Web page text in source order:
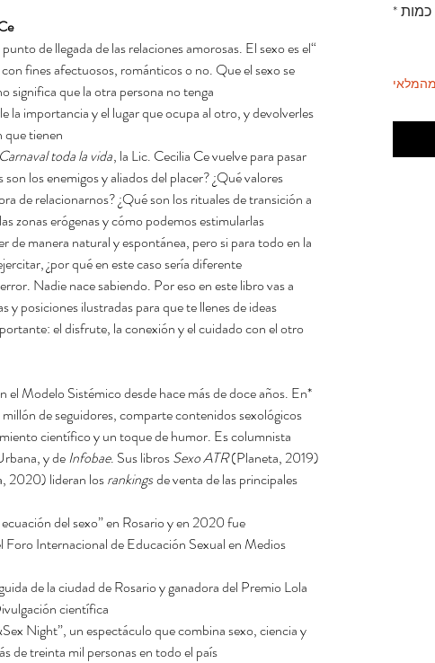
de llegada de las relaciones amorosas. El sexo es el
fines afectuosos, románticos o no. Que el sexo se
significa que la otra persona no tenga
la importancia y el lugar que ocupa al otro, y devolverles
tienen”.
Carnaval toda la vida, la Lic. Cecilia Ce vuelve para pasar
los enemigos y aliados del placer? ¿Qué valores
de relacionarnos? ¿Qué son los rituales de transición a
zonas erógenas y cómo podemos estimularlas?
de manera natural y espontánea, pero si para todo en la
¿por qué en este caso sería diferente?
Nadie nace sabiendo. Por eso en este libro vas a
posiciones ilustradas para que te llenes de ideas.
el disfrute, la conexión y el cuidado con el otro.
el Modelo Sistémico desde hace más de doce años. En
de seguidores, comparte contenidos sexológicos
científico y un toque de humor. Es columnista
y deInfobae. Sus librosSexo ATR(Planeta, 2019)
2020) lideran losrankingsde venta de las principales
del sexo” en Rosario y en 2020 fue
Internacional de Educación Sexual en Medios
de la ciudad de Rosario y ganadora del Premio Lola
científica”.
Night”, un espectáculo que combina sexo, ciencia y
de treinta mil personas en todo el país.
כמות*